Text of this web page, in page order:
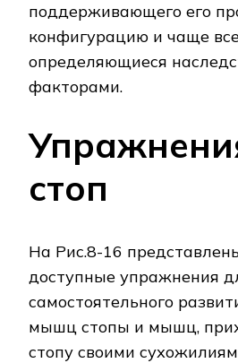
поддерживающего его
конфигурацию и чаще
определяющиеся
факторами.
стоп
На Рис.8-16
доступные упражнения
самостоятельного
мышц стопы и мышц,
стопу своими